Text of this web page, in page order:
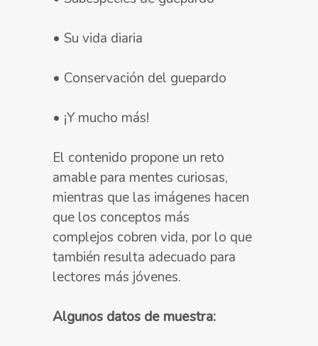
• Su vida diaria
• Conservación del guepardo
• ¡Y mucho más!
El contenido propone un reto
amable para mentes curiosas,
mientras que las imágenes hacen
que los conceptos más
complejos cobren vida, por lo que
también resulta adecuado para
lectores más jóvenes.
Algunos datos de muestra: